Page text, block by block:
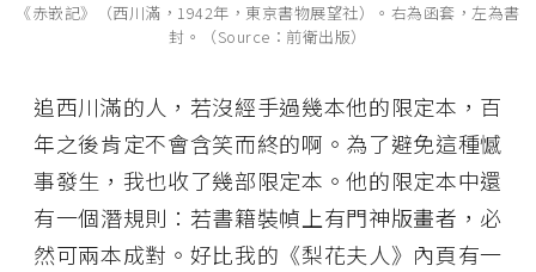
《赤嵌記》（西川滿，1942年，東京書物展望社）。右為函套，左為書
封。（Source：前衛出版）
追西川滿的人，若沒經手過幾本他的限定本，百
年之後肯定不會含笑而終的啊。為了避免這種憾
事發生，我也收了幾部限定本。他的限定本中還
有一個潛規則：若書籍裝幀上有門神版畫者，必
然可兩本成對。好比我的《梨花夫人》內頁有一